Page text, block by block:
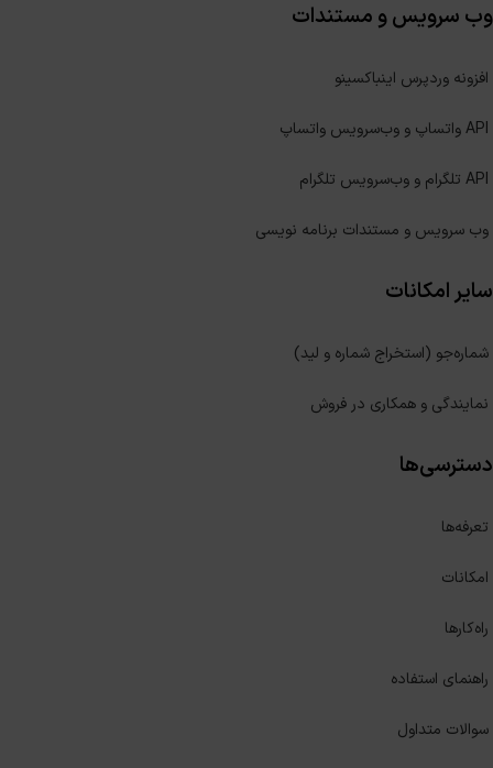
وب سرویس و مستندات
افزونه وردپرس اینباکسینو
API واتساپ و وب‌سرویس واتساپ
API تلگرام و وب‌سرویس تلگرام
وب سرویس و مستندات برنامه نویسی
سایر امکانات
شماره‌جو (استخراج شماره و لید)
نمایندگی و همکاری در فروش
دسترسی‌ها
تعرفه‌ها
امکانات
راه‌کارها
راهنمای استفاده
سوالات متداول